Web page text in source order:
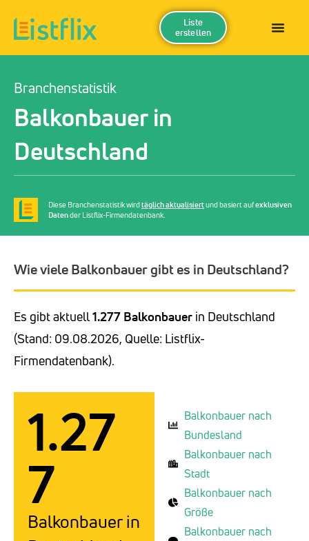
Liste
erstellen
Branchenstatistik
Balkonbauer in
Deutschland
Diese Branchenstatistik wirdtäglich aktualisiertund basiert aufexklusiven
Datender Listflix-Firmendatenbank.
Wie viele Balkonbauer gibt es in Deutschland?
Es gibt aktuell1.277 Balkonbauer in Deutschland
(Stand: 09.08.2026, Quelle: Listflix-
Firmendatenbank).
1.27
7
Balkonbauer in
Balkonbauer nach
Bundesland
Balkonbauer nach
Stadt
Balkonbauer nach
Größe
Balkonbauer nach